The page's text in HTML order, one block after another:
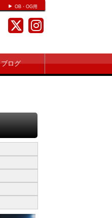
OB・OG用
ブログ